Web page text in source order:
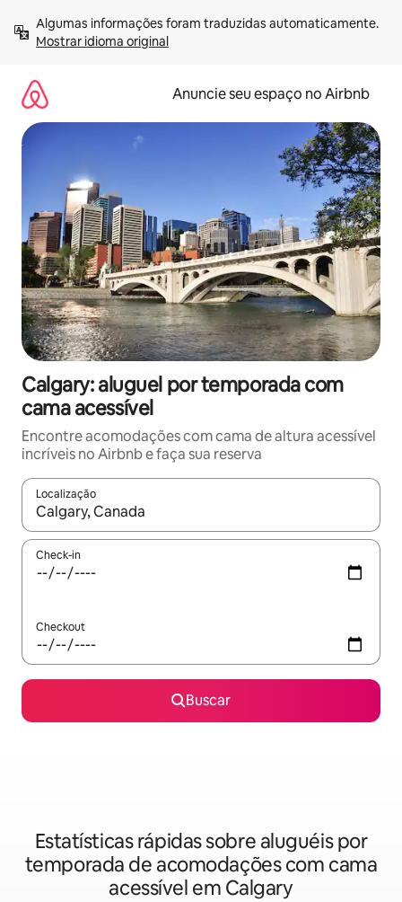
para
Mostrar idioma original
Anuncie seu espaço no Airbnb
Calgary: aluguel por temporada com
cama acessível
Encontre acomodações com cama de altura acessível
incríveis no Airbnb e faça sua reserva
Localização
Quando os resultados estiverem disponíveis, explore-os
Check-in
Checkout
Buscar
Estatísticas rápidas sobre aluguéis por
temporada de acomodações com cama
acessível em Calgary